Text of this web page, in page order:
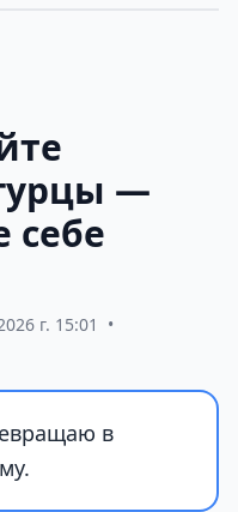
—
себе
г. 15:01
•
в